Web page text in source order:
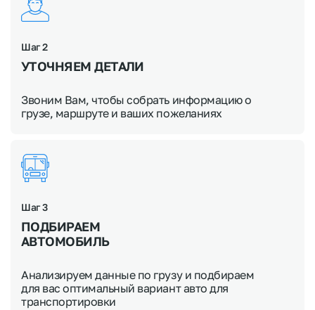
Шаг 2
УТОЧНЯЕМДЕТАЛИ
Звоним Вам, чтобы собрать информацию о
грузе, маршруте и ваших пожеланиях
Шаг 3
ПОДБИРАЕМ
АВТОМОБИЛЬ
Анализируем данные по грузу и подбираем
для вас оптимальный вариант авто для
транспортировки